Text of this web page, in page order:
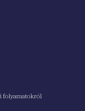
folyamatokról